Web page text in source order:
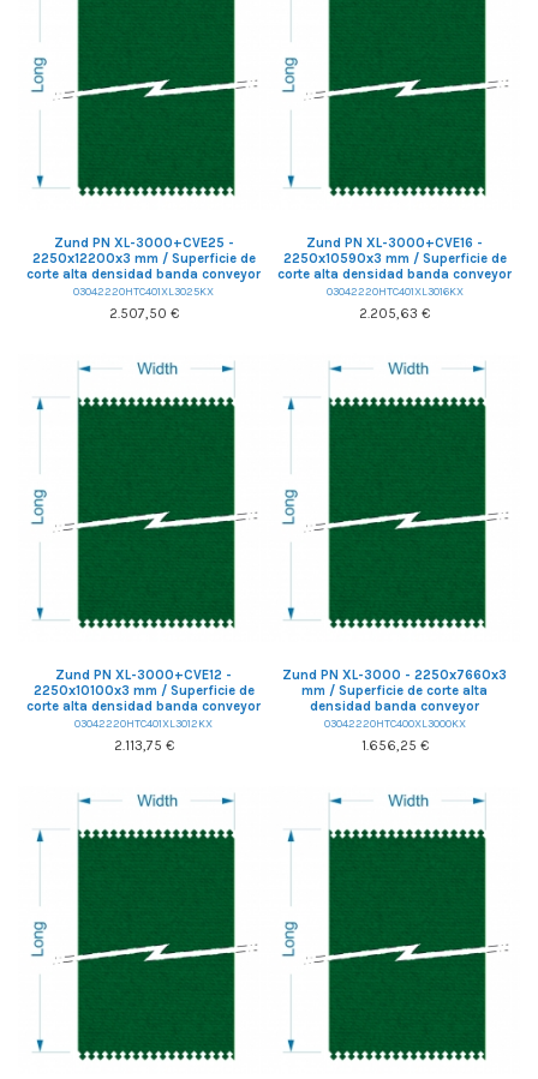
Zund PN XL-3000+CVE25 -
2250x12200x3 mm / Superficie de
corte alta densidad banda conveyor
03042220HTC401XL3025KX
2.507,50 €
Zund PN XL-3000+CVE16 -
2250x10590x3 mm / Superficie de
corte alta densidad banda conveyor
03042220HTC401XL3016KX
2.205,63 €
Zund PN XL-3000+CVE12 -
2250x10100x3 mm / Superficie de
corte alta densidad banda conveyor
03042220HTC401XL3012KX
2.113,75 €
Zund PN XL-3000 - 2250x7660x3
mm / Superficie de corte alta
densidad banda conveyor
03042220HTC400XL3000KX
1.656,25 €